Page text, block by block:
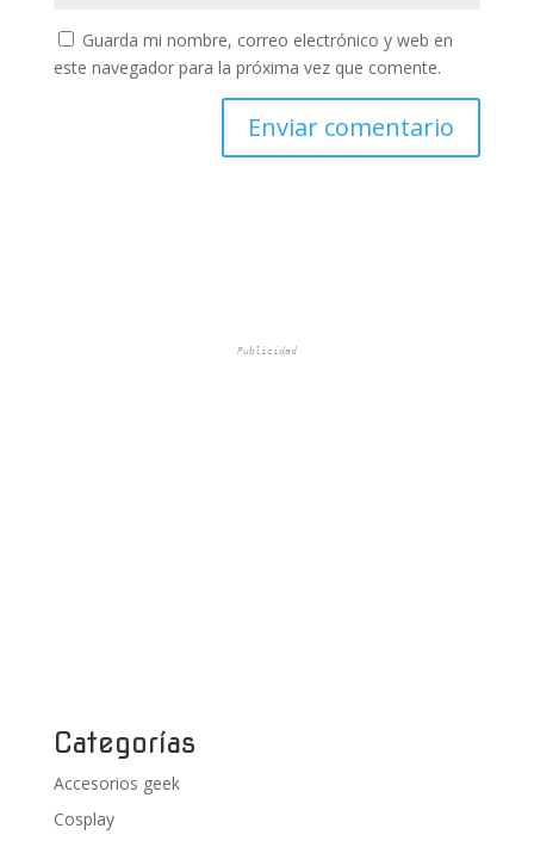
Guarda mi nombre, correo electrónico y web en
este navegador para la próxima vez que comente.
Publicidad
Categorías
Accesorios geek
Cosplay